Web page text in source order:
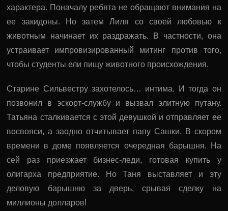
характера. Поначалу ребята не обращают внимания на
ее закидоны. Но затем Лиля со своей любовью к
животным начинает их раздражать. В частности, она
устраивает импровизированный митинг против того,
чтобы студенты ели пищу животного происхождения.
Старине Сильвестру захотелось… интима. И тогда он
позвонил в эскорт-службу и вызвал элитную путану.
Татьяна сталкивается с этой девушкой и отправляет ее
восвояси, а заодно отчитывает папу Сашки. В скором
времени в доме появляется очередная барышня. На
сей раз приезжает бизнес-леди, готовая купить у
олигарха предприятие. Но Таня выставляет и эту
деловую барышню за дверь, срывая сделку на
миллионы долларов!